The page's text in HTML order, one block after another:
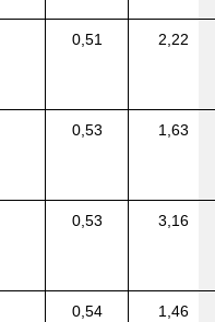
0,51 2,22
0,53 1,63
0,53 3,16
0,54 1,46